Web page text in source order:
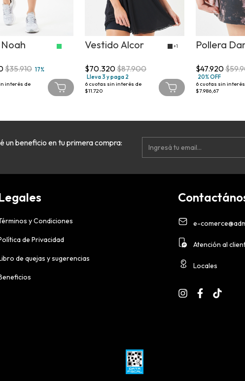
$35.910 17%
interés de
Vestido Alcor +1
$70.320$87.900
Lleva 3 y paga 2
6 cuotas sin interés de
$11.720
Pollera
$47.920
20% OFF
6 cuotas sin
$7.986,67
un beneficio en tu primera compra:
y Condiciones
de Privacidad
de quejas y sugerencias
e-
Atención al
Locales